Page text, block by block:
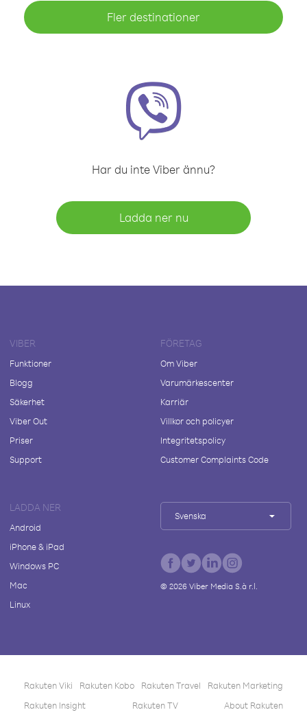
Fler destinationer
Har du inte Viber ännu?
Ladda ner nu
VIBER
Funktioner
Blogg
Säkerhet
Viber Out
Priser
Support
FÖRETAG
Om Viber
Varumärkescenter
Karriär
Villkor och policyer
Integritetspolicy
Customer Complaints Code
LADDA NER
Android
iPhone & iPad
Windows PC
Mac
Linux
Svenska
© 2026Viber Media S.à r.l.
Rakuten Viki Rakuten Kobo Rakuten Travel
Rakuten Marketing
Rakuten Insight
Rakuten TV About Rakuten